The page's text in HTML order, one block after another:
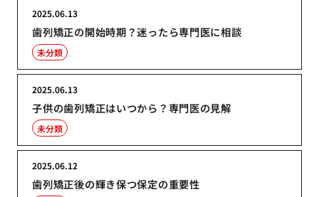
歯列矯正の開始時期？迷ったら専門医に相談
2025.06.13
未分類
子供の歯列矯正はいつから？専門医の見解
2025.06.13
未分類
歯列矯正後の輝き保つ保定の重要性
2025.06.12